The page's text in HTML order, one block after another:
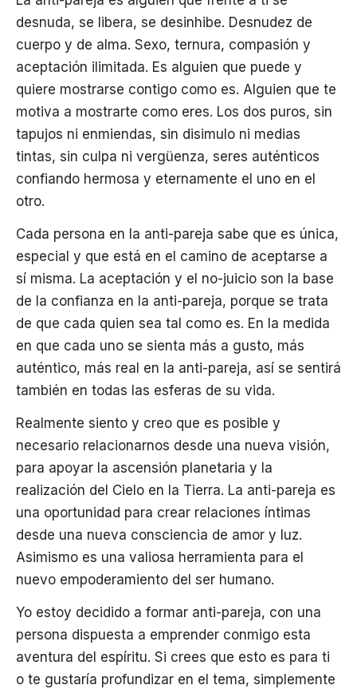
desnuda, se libera, se desinhibe. Desnudez de
cuerpo y de alma. Sexo, ternura, compasión y
aceptación ilimitada. Es alguien que puede y
quiere mostrarse contigo como es. Alguien que te
motiva a mostrarte como eres. Los dos puros, sin
tapujos ni enmiendas, sin disimulo ni medias
tintas, sin culpa ni vergüenza, seres auténticos
confiando hermosa y eternamente el uno en el
otro.
Cada persona en la anti-pareja sabe que es única,
especial y que está en el camino de aceptarse a
sí misma. La aceptación y el no-juicio son la base
de la confianza en la anti-pareja, porque se trata
de que cada quien sea tal como es. En la medida
en que cada uno se sienta más a gusto, más
auténtico, más real en la anti-pareja, así se sentirá
también en todas las esferas de su vida.
Realmente siento y creo que es posible y
necesario relacionarnos desde una nueva visión,
para apoyar la ascensión planetaria y la
realización del Cielo en la Tierra. La anti-pareja es
una oportunidad para crear relaciones íntimas
desde una nueva consciencia de amor y luz.
Asimismo es una valiosa herramienta para el
nuevo empoderamiento del ser humano.
Yo estoy decidido a formar anti-pareja, con una
persona dispuesta a emprender conmigo esta
aventura del espíritu. Si crees que esto es para ti
o te gustaría profundizar en el tema, simplemente